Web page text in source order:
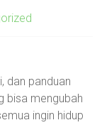
dan panduan
bisa mengubah
ingin hidup